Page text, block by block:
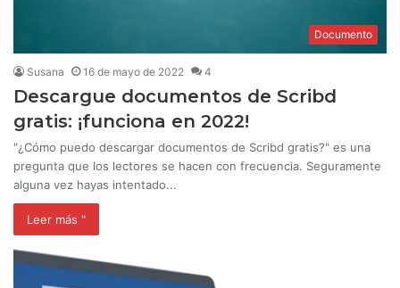
Documento
Susana 16 de mayo de 2022 4
Descargue documentos de Scribd
gratis: ¡funciona en 2022!
"¿Cómo puedo descargar documentos de Scribd gratis?" es una
pregunta que los lectores se hacen con frecuencia. Seguramente
alguna vez hayas intentado...
Leer más "